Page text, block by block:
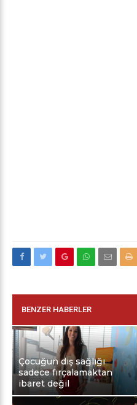
BENZER HABERLER
Çocuğun diş sağlığı
sadece fırçalamaktan
ibaret değil